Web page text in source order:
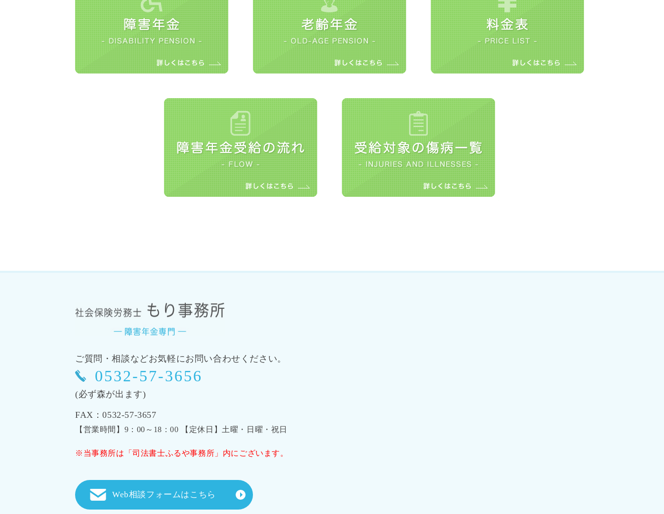
ご質問・相談などお気軽にお問い合わせください。
0532-57-3656
(必ず森が出ます)
FAX：0532-57-3657
【営業時間】9：00～18：00 【定休日】土曜・日曜・祝日
※当事務所は「司法書士ふるや事務所」内にございます。
Web相談フォームはこちら